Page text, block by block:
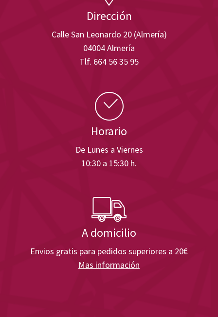
Dirección
Calle San Leonardo 20 (Almería)
04004 Almería
Tlf. 664 56 35 95
Horario
De Lunes a Viernes
10:30 a 15:30 h.
A domicilio
Envios gratis para pedidos superiores a 20€
Mas información